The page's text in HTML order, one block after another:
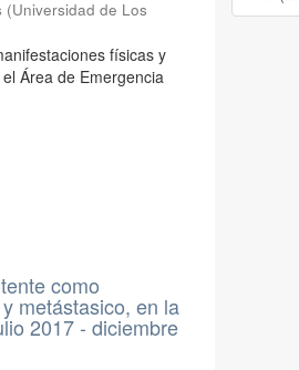
(Universidad de Los
físicas y
Área de Emergencia
como
metástasico, en la
2017 - diciembre